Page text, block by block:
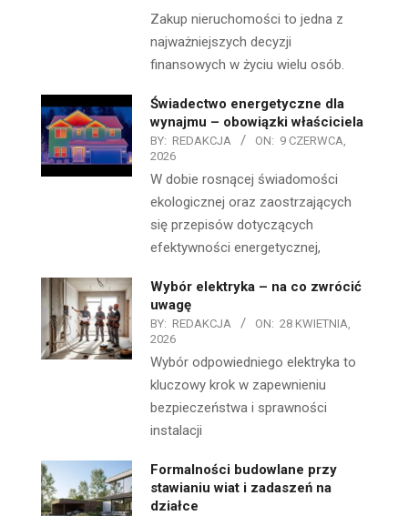
Zakup nieruchomości to jedna z
najważniejszych decyzji
finansowych w życiu wielu osób.
Świadectwo energetyczne dla
wynajmu – obowiązki właściciela
BY: REDAKCJA ON: 9 CZERWCA,
2026
W dobie rosnącej świadomości
ekologicznej oraz zaostrzających
się przepisów dotyczących
efektywności energetycznej,
Wybór elektryka – na co zwrócić
uwagę
BY: REDAKCJA ON: 28 KWIETNIA,
2026
Wybór odpowiedniego elektryka to
kluczowy krok w zapewnieniu
bezpieczeństwa i sprawności
instalacji
Formalności budowlane przy
stawianiu wiat i zadaszeń na
działce